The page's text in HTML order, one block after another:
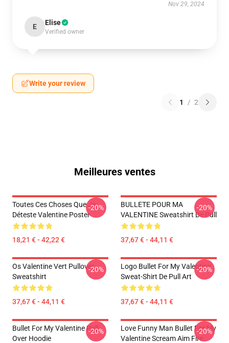
Nov 29, 2024
E Elise
Verified owner
Write your review
1 / 2
Meilleures ventes
Toutes Ces Choses Que Je
Déteste Valentine Poster
18,21 € - 42,22 €
-20%
BULLETE POUR MA
VALENTINE Sweatshirt De Pull
37,67 € - 44,11 €
-20%
Os Valentine Vert Pullover
Sweatshirt
37,67 € - 44,11 €
-20%
Logo Bullet For My Valentine
Sweat-Shirt De Pull Art
37,67 € - 44,11 €
-20%
Bullet For My Valentine Pull-
Over Hoodie
-20%
Love Funny Man Bullet For My
Valentine Scream Aim Fire
-20%